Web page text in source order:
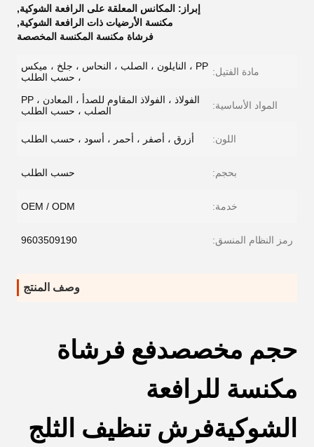
إبراز: المكانس المعلقة على الرافعة الشوكية,
مكنسة الأرضيات ذات الرافعة الشوكية,
فرشاة مكنسة المكنسة المخصصة
مادة الفتيل:
PP ، النايلون ، الصلب ، النحاس ، جلخ ، ميكس
، حسب الطلب
المواد الأساسية:
الفولاذ ، الفولاذ المقاوم للصدأ ، المعادن ، PP
الصلب ، حسب الطلب
اللون: أزرق ، أصفر ، أحمر ، أسود ، حسب الطلب
بحجم: حسب الطلب
خدمة: OEM / ODM
رمز النظام المنسق: 9603509190
وصف المنتج
حجم مخصصدفع فرشاة
مكنسة للرافعة
الشوكيةفرش تنظيف الثلج